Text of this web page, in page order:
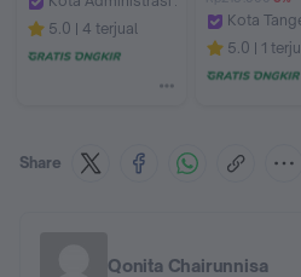
Fooper
5.0 4 terjual
Kota
M-Pets
5.0 1
Share
Qonita Chairunnisa